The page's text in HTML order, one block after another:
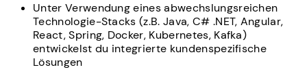
Unter Verwendung eines abwechslungsreichen
Technologie-Stacks (z.B. Java, C# .NET, Angular,
React, Spring, Docker, Kubernetes, Kafka)
entwickelst du integrierte kundenspezifische
Lösungen